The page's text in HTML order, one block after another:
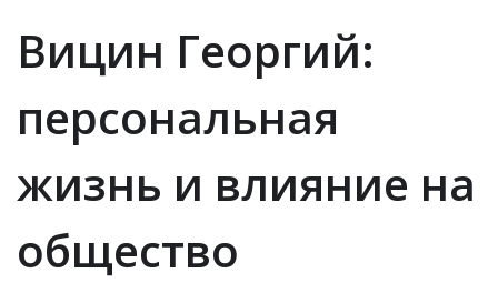
Вицин Георгий:
персональная
жизнь и влияние на
общество